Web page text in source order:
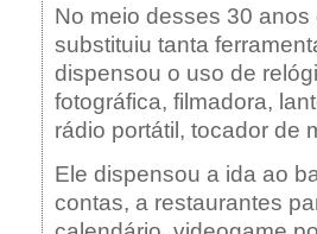
No meio desses 30
substituiu tanta
dispensou o uso de
fotográfica, filmadora,
rádio portátil, tocador de
Ele dispensou a ida ao
contas, a restaurantes